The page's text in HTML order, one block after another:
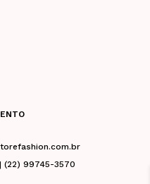
(22) 99745-3570